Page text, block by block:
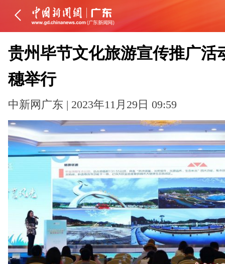
贵州毕节文化旅游宣传推广活
穗举行
中新网广东 | 2023年11月29日 09:59